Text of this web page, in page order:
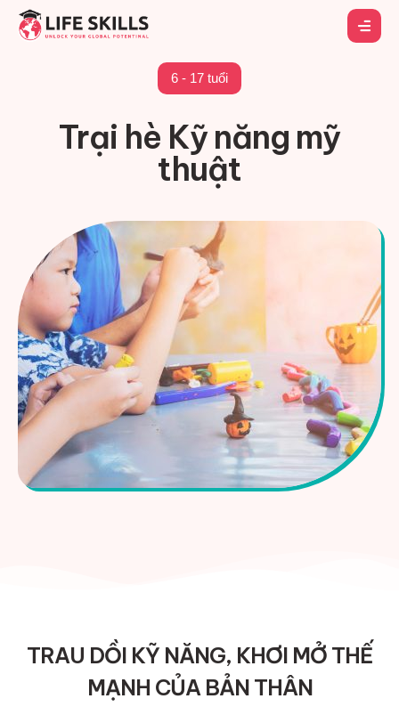
6 - 17 tuổi
Trại hè Kỹ năng mỹ
thuật
TRAU DỒI KỸ NĂNG, KHƠI MỞ THẾ
MẠNH CỦA BẢN THÂN